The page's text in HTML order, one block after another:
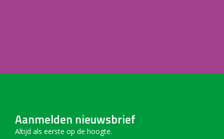
Aanmelden nieuwsbrief
Altijd als eerste op de hoogte.